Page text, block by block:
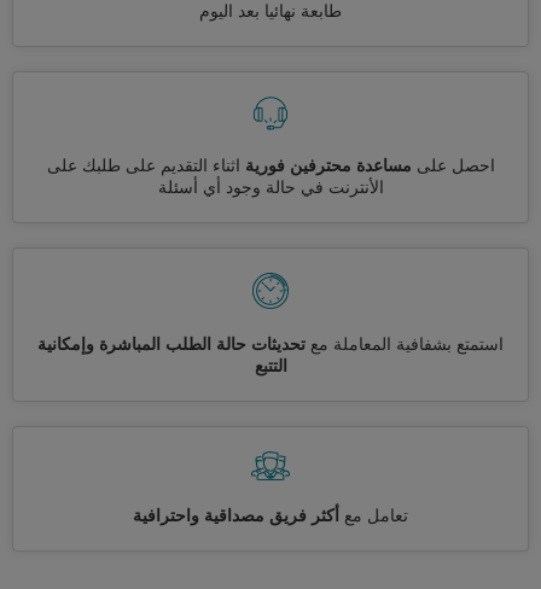
طابعة نهائيا بعد اليوم
احصل على مساعدة محترفين فورية اثناء التقديم على طلبك على
الأنترنت في حالة وجود أي أسئلة
استمتع بشفافية المعاملة مع تحديثات حالة الطلب المباشرة وإمكانية
التتبع
تعامل مع أكثر فريق مصداقية واحترافية